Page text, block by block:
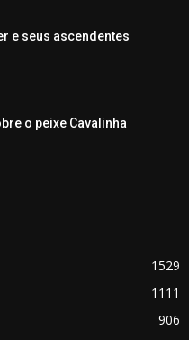
e seus ascendentes
o peixe Cavalinha
1529
1111
906